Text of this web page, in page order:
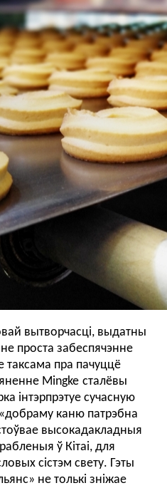
вытворчасці, выдатны
проста забеспячэнне
таксама пра пачуццё
Mingke сталёвы
інтэрпрэтуе сучасную
каню патрэбна
высокадакладныя
ў Кітаі, для
сістэм свету. Гэты
не толькі зніжае